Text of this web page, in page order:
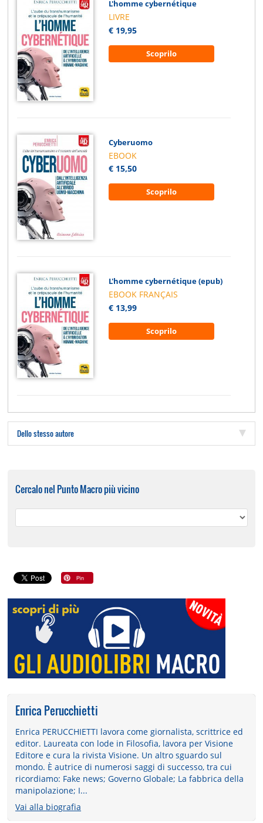
L'homme cybernétique
LIVRE
€ 19,95
Scoprilo
Cyberuomo
EBOOK
€ 15,50
Scoprilo
L'homme cybernétique (epub)
EBOOK FRANÇAIS
€ 13,99
Scoprilo
Dello stesso autore
Cercalo nel Punto Macro più vicino
Enrica Perucchietti
Enrica PERUCCHIETTI lavora come giornalista, scrittrice ed
editor. Laureata con lode in Filosofia, lavora per Visione
Editore e cura la rivista Visione. Un altro sguardo sul
mondo. È autrice di numerosi saggi di successo, tra cui
ricordiamo: Fake news; Governo Globale; La fabbrica della
manipolazione; I...
Vai alla biografia